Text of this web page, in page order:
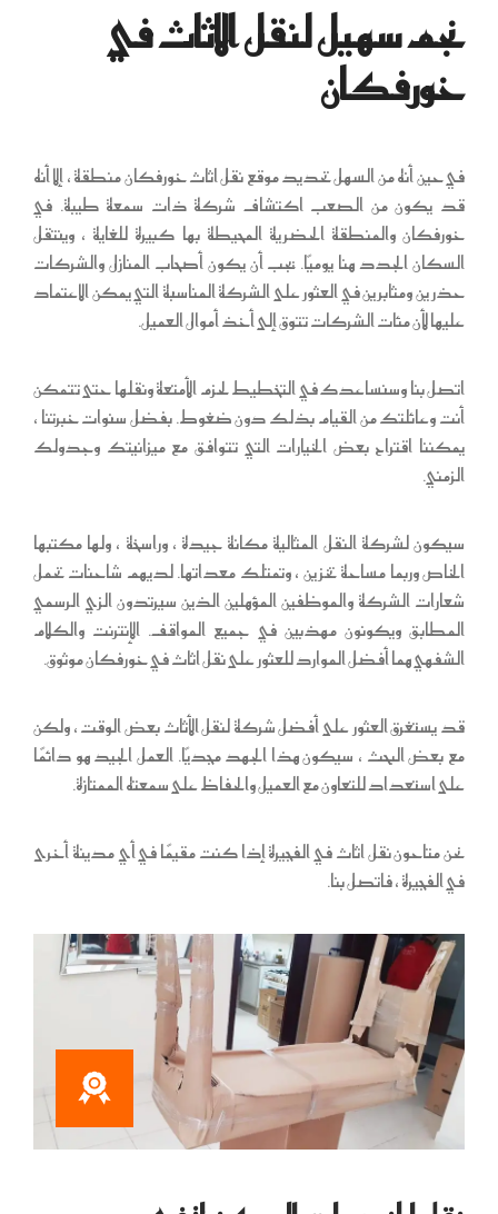
نجم سهيل لنقل الاثاث في
خورفكان
في حين أنه من السهل تحديد موقع نقل اثاث خورفكان منطقة ، إلا أنه
قد يكون من الصعب اكتشاف شركة ذات سمعة طيبة. في
خورفكان والمنطقة الحضرية المحيطة بها كبيرة للغاية ، وينتقل
السكان الجدد هنا يوميًا. يجب أن يكون أصحاب المنازل والشركات
حذرين ومثابرين في العثور على الشركة المناسبة التي يمكن الاعتماد
عليها لأن مئات الشركات تتوق إلى أخذ أموال العميل.
اتصل بنا وسنساعدك في التخطيط لحزم الأمتعة ونقلها حتى تتمكن
أنت وعائلتك من القيام بذلك دون ضغوط. بفضل سنوات خبرتنا ،
يمكننا اقتراح بعض الخيارات التي تتوافق مع ميزانيتك وجدولك
الزمني.
سيكون لشركة النقل المثالية مكانة جيدة ، وراسخة ، ولها مكتبها
الخاص وربما مساحة تخزين ، وتمتلك معداتها. لديهم شاحنات تحمل
شعارات الشركة والموظفين المؤهلين الذين سيرتدون الزي الرسمي
المطابق ويكونون مهذبين في جميع المواقف. الإنترنت والكلام
الشفهي هما أفضل الموارد للعثور على نقل اثاث في خورفكان موثوق.
قد يستغرق العثور على أفضل شركة لنقل الأثاث بعض الوقت ، ولكن
مع بعض البحث ، سيكون هذا الجهد مجديًا. العمل الجيد هو دائمًا
على استعداد للتعاون مع العميل والحفاظ على سمعته الممتازة.
نحن متاحوننقل اثاث في الفجيرةإذا كنت مقيمًا في أي مدينة أخرى
في الفجيرة ، فاتصل بنا.